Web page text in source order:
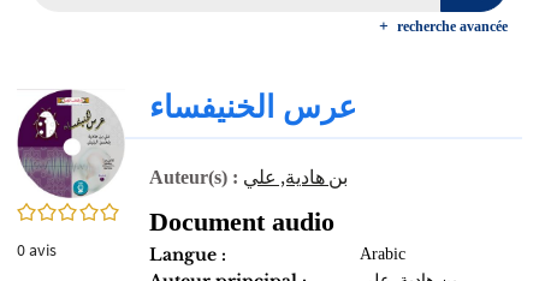
recherche avancée
0/5
0avis
عرس الخنيفساء
Auteur(s) : بن هادية, علي
Document audio
Langue : Arabic